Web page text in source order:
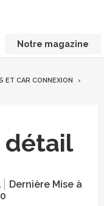
Notre magazine
ET CAR CONNEXION
détail
Dernière Mise à